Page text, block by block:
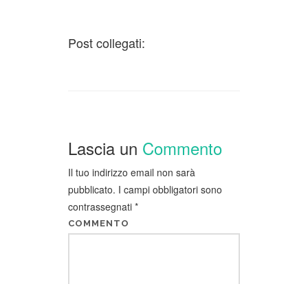
Post collegati:
Lascia un Commento
Il tuo indirizzo email non sarà
pubblicato. I campi obbligatori sono
contrassegnati *
COMMENTO